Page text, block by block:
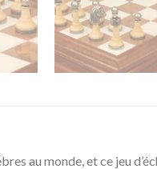
au monde, et ce jeu